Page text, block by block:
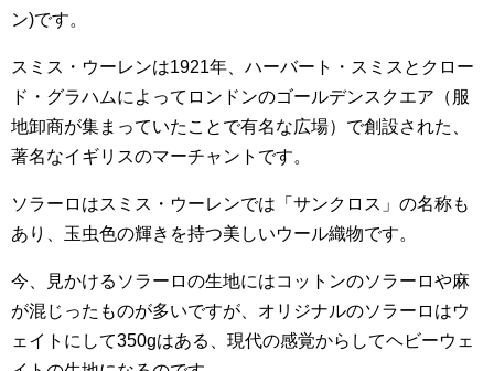
ン)です。
スミス・ウーレンは1921年、ハーバート・スミスとクロー
ド・グラハムによってロンドンのゴールデンスクエア（服
地卸商が集まっていたことで有名な広場）で創設された、
著名なイギリスのマーチャントです。
ソラーロはスミス・ウーレンでは「サンクロス」の名称も
あり、玉虫色の輝きを持つ美しいウール織物です。
今、見かけるソラーロの生地にはコットンのソラーロや麻
が混じったものが多いですが、オリジナルのソラーロはウ
ェイトにして350gはある、現代の感覚からしてヘビーウェ